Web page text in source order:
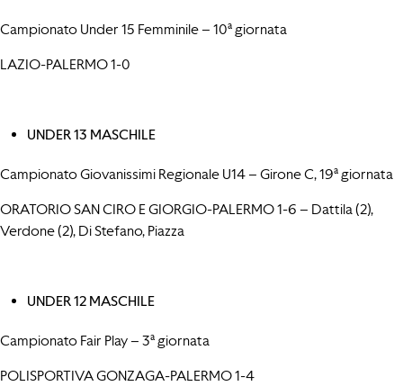
Campionato Under 15 Femminile – 10ª giornata
LAZIO-PALERMO 1-0
UNDER 13 MASCHILE
Campionato Giovanissimi Regionale U14 – Girone C, 19ª giornata
ORATORIO SAN CIRO E GIORGIO-PALERMO 1-6 – Dattila (2),
Verdone (2), Di Stefano, Piazza
UNDER 12 MASCHILE
Campionato Fair Play – 3ª giornata
POLISPORTIVA GONZAGA-PALERMO 1-4